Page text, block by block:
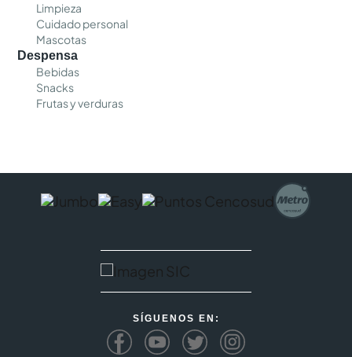
Limpieza
Cuidado personal
Mascotas
Despensa
Bebidas
Snacks
Frutas y verduras
SÍGUENOS EN: